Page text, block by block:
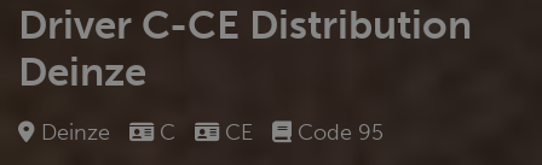
Driver C-CE Distribution
Deinze
Deinze C CE
Code 95